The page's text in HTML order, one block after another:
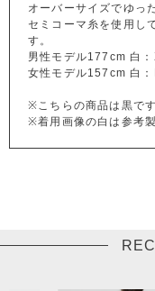
オーバーサイズでゆっ
セミコーマ糸を使用し
す。
男性モデル177cm 白
女性モデル157cm 白
※こちらの商品は黒です
※着用画像の白は参考